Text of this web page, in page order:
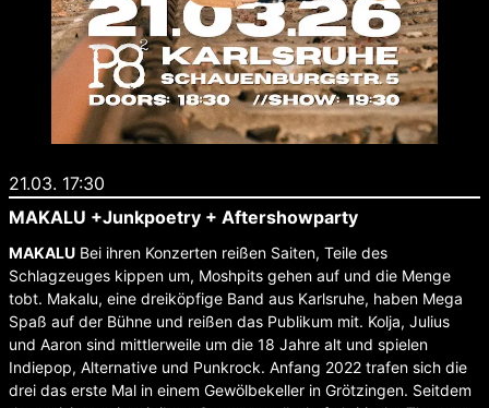
21.03. 17:30
MAKALU +Junkpoetry + Aftershowparty
MAKALU Bei ihren Konzerten reißen Saiten, Teile des
Schlagzeuges kippen um, Moshpits gehen auf und die Menge
tobt. Makalu, eine dreiköpfige Band aus Karlsruhe, haben Mega
Spaß auf der Bühne und reißen das Publikum mit. Kolja, Julius
und Aaron sind mittlerweile um die 18 Jahre alt und spielen
Indiepop, Alternative und Punkrock. Anfang 2022 trafen sich die
drei das erste Mal in einem Gewölbekeller in Grötzingen. Seitdem